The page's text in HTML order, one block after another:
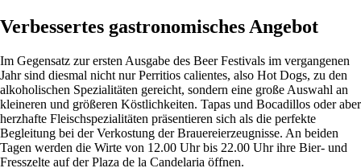
Verbessertes gastronomisches Angebot
Im Gegensatz zur ersten Ausgabe des Beer Festivals im vergangenen
Jahr sind diesmal nicht nur Perritios calientes, also Hot Dogs, zu den
alkoholischen Spezialitäten gereicht, sondern eine große Auswahl an
kleineren und größeren Köstlichkeiten. Tapas und Bocadillos oder aber
herzhafte Fleischspezialitäten präsentieren sich als die perfekte
Begleitung bei der Verkostung der Brauereierzeugnisse. An beiden
Tagen werden die Wirte von 12.00 Uhr bis 22.00 Uhr ihre Bier- und
Fresszelte auf der Plaza de la Candelaria öffnen.